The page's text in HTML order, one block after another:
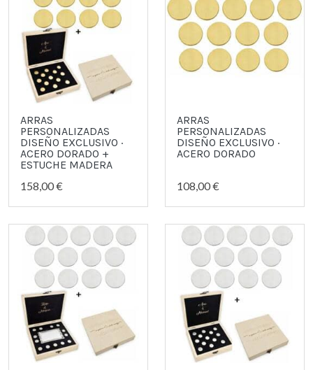
ARRAS
PERSONALIZADAS
DISEÑO EXCLUSIVO ·
ACERO DORADO +
ESTUCHE MADERA
158,00 €
ARRAS
PERSONALIZADAS
DISEÑO EXCLUSIVO ·
ACERO DORADO
108,00 €